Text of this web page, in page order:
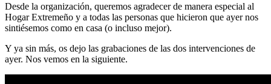
Desde la organización, queremos agradecer de manera especial al
Hogar Extremeño y a todas las personas que hicieron que ayer nos
sintiésemos como en casa (o incluso mejor).
Y ya sin más, os dejo las grabaciones de las dos intervenciones de
ayer. Nos vemos en la siguiente.